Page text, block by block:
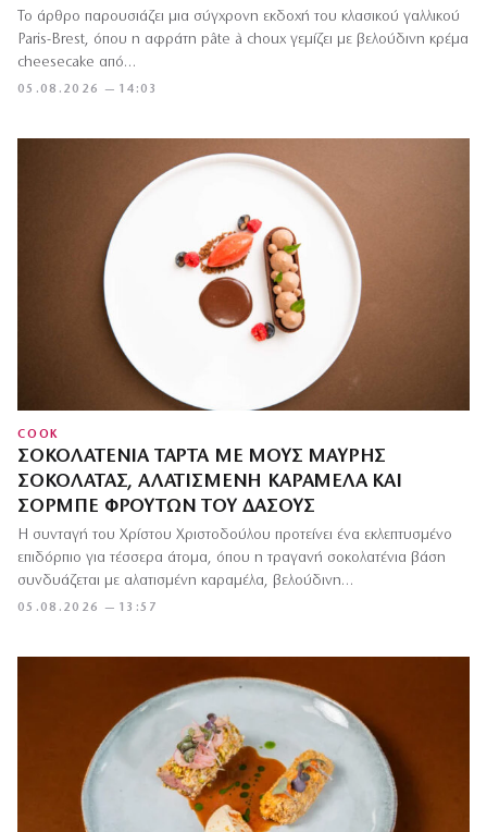
05.08.2026 — 14:03
Το άρθρο παρουσιάζει μια σύγχρονη εκδοχή του κλασικού γαλλικού
Paris-Brest, όπου η αφράτη pâte à choux γεμίζει με βελούδινη κρέμα
cheesecake από…
COOK
ΣΟΚΟΛΑΤΈΝΙΑ ΤΆΡΤΑ ΜΕ ΜΟΥΣ ΜΑΎΡΗΣ
ΣΟΚΟΛΆΤΑΣ, ΑΛΑΤΙΣΜΈΝΗ ΚΑΡΑΜΈΛΑ ΚΑΙ
ΣΟΡΜΠΈ ΦΡΟΎΤΩΝ ΤΟΥ ΔΆΣΟΥΣ
05.08.2026 — 13:57
Η συνταγή του Χρίστου Χριστοδούλου προτείνει ένα εκλεπτυσμένο
επιδόρπιο για τέσσερα άτομα, όπου η τραγανή σοκολατένια βάση
συνδυάζεται με αλατισμένη καραμέλα, βελούδινη…